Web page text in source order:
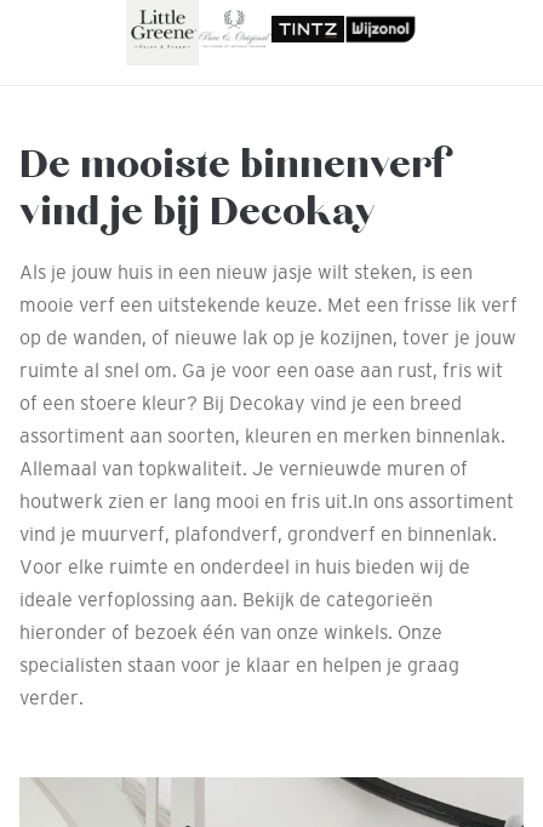
De mooiste binnenverf
vind je bij Decokay
Als je jouw huis in een nieuw jasje wilt steken, is een
mooie verf een uitstekende keuze. Met een frisse lik verf
op de wanden, of nieuwe lak op je kozijnen, tover je jouw
ruimte al snel om. Ga je voor een oase aan rust, fris wit
of een stoere kleur? Bij Decokay vind je een breed
assortiment aan soorten, kleuren en merken binnenlak.
Allemaal van topkwaliteit. Je vernieuwde muren of
houtwerk zien er lang mooi en fris uit.In ons assortiment
vind je muurverf, plafondverf, grondverf en binnenlak.
Voor elke ruimte en onderdeel in huis bieden wij de
ideale verfoplossing aan. Bekijk de categorieën
hieronder of bezoek één van onze winkels. Onze
specialisten staan voor je klaar en helpen je graag
verder.